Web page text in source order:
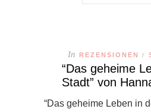
In REZENSIONEN /
“Das geheime
Stadt” von
“Das geheime Leben in